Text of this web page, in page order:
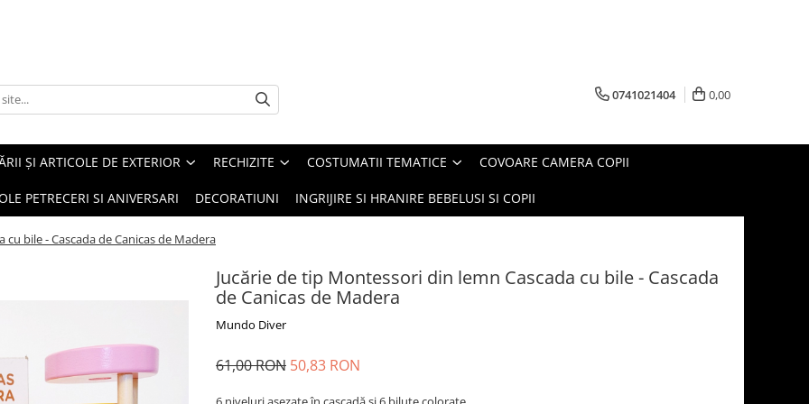
0741021404 0,00
ȘI ARTICOLE DE EXTERIOR RECHIZITE COSTUMATII TEMATICE COVOARE CAMERA COPII
PETRECERI SI ANIVERSARI DECORATIUNI INGRIJIRE SI HRANIRE BEBELUSI SI COPII
bile - Cascada de Canicas de Madera
Jucărie de tip Montessori din lemn Cascada cu bile - Cascada
de Canicas de Madera
Mundo Diver
61,00 RON 50,83 RON